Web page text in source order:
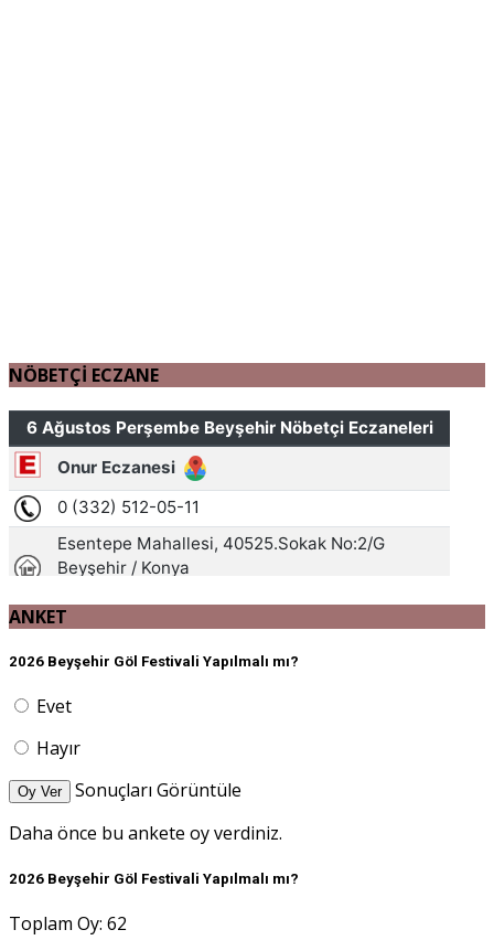
NÖBETÇİ ECZANE
ANKET
2026 Beyşehir Göl Festivali Yapılmalı mı?
Evet
Hayır
Oy Ver
Sonuçları Görüntüle
Daha önce bu ankete oy verdiniz.
2026 Beyşehir Göl Festivali Yapılmalı mı?
Toplam Oy: 62